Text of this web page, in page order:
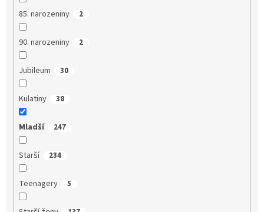
85. narozeniny 2
90. narozeniny 2
Jubileum 30
Kulatiny 38
Mladší 247
Starší 234
Teenagery 5